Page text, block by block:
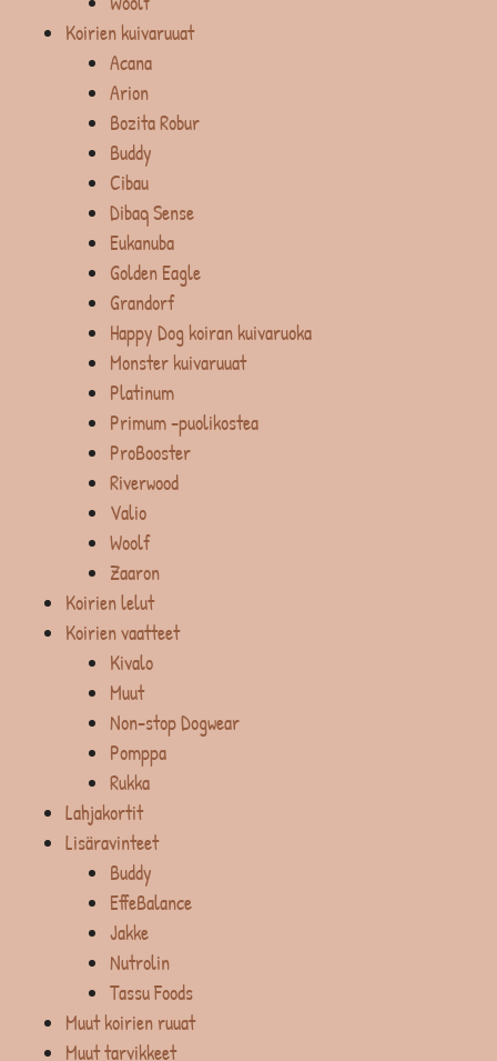
Koirien kuivaruuat
Acana
Arion
Bozita Robur
Buddy
Cibau
Dibaq Sense
Eukanuba
Golden Eagle
Grandorf
Happy Dog koiran kuivaruoka
Monster kuivaruuat
Platinum
Primum -puolikostea
ProBooster
Riverwood
Valio
Woolf
Zaaron
Koirien lelut
Koirien vaatteet
Kivalo
Muut
Non-stop Dogwear
Pomppa
Rukka
Lahjakortit
Lisäravinteet
Buddy
EffeBalance
Jakke
Nutrolin
Tassu Foods
Muut koirien ruuat
Muut tarvikkeet